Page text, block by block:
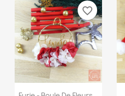
 Aperçu rapide
favorite_border